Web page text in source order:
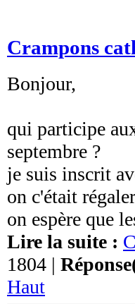
Crampons
Bonjour,
qui participe
septembre ?
je suis inscrit
on c'était
on espère que
Lire la suite :
1804 |
Haut